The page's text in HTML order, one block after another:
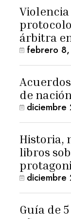
árbitra
febrero
de
Historia,
libros
diciembre
Guía de